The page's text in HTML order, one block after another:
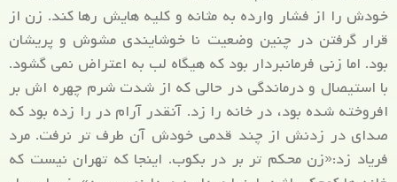
خودش را از فشار وارده به مثانه و کلیه هایش رها کند. زن از
قرار گرفتن در چنین وضعیت نا خوشایندی مشوش و پریشان
بود. اما زنی فرمانبردار بود که هیگاه لب به اعتراض نمی گشود.
با استیصال و درماندگی در حالی که از شدت شرم چهره اش بر
افروخته شده بود، در خانه را زد. آنقدر آرام در را زده بود که
صدای در زدنش از چند قدمی خودش آن طرف تر نرفت. مرد
فریاد زد:«زن محکم تر بر در بکوب. اینجا که تهران نیست که